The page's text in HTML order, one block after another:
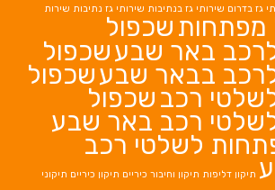
גז בדרום שירותי גז בנתיבות שירותי גז נתיבות שירות
מפתחות שכפול
באר שבעשכפול
בבאר שבעשכפול
רכב שכפול
רכב באר שבע
לשלטי רכב
תיקון דליפות תיקון וחיבור כיריים תיקון כיריים תיקוני